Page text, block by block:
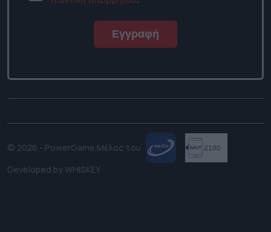
Εγγραφή
© 2026 - PowerGame.Μέλος του
Developed by WHISKEY